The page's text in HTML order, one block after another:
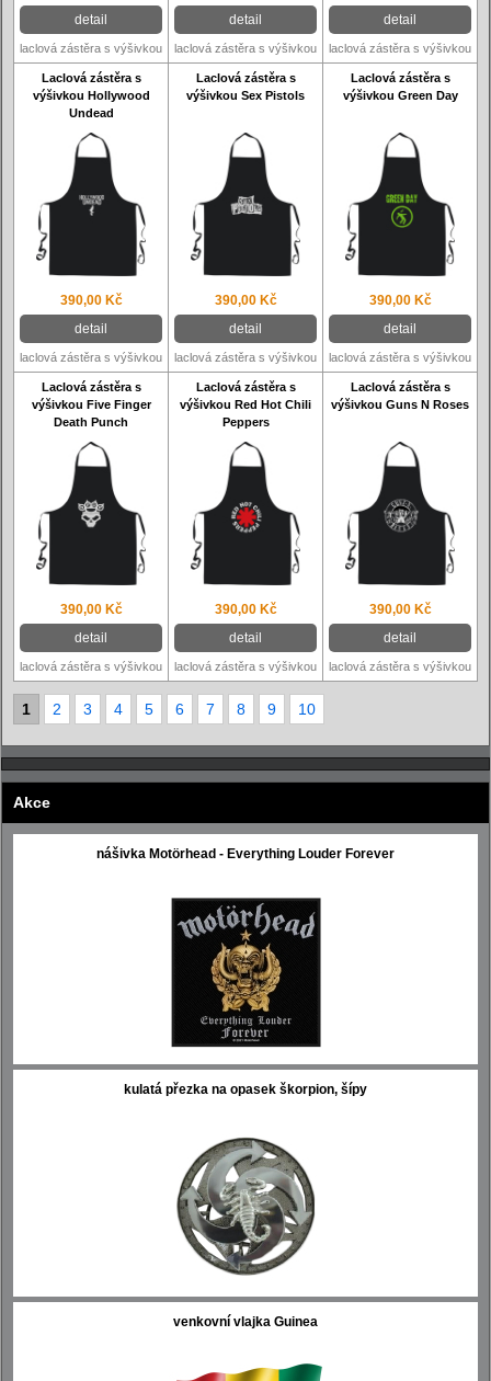
detail
detail
detail
laclová zástěra s výšivkou laclová zástěra s výšivkou laclová zástěra s výšivkou
Laclová zástěra s
výšivkou Hollywood
Undead
Laclová zástěra s
výšivkou Sex Pistols
Laclová zástěra s
výšivkou Green Day
390,00 Kč
detail
390,00 Kč
detail
390,00 Kč
detail
laclová zástěra s výšivkou laclová zástěra s výšivkou laclová zástěra s výšivkou
Laclová zástěra s
výšivkou Five Finger
Death Punch
Laclová zástěra s
výšivkou Red Hot Chili
Peppers
Laclová zástěra s
výšivkou Guns N Roses
390,00 Kč
detail
390,00 Kč
detail
390,00 Kč
detail
laclová zástěra s výšivkou laclová zástěra s výšivkou laclová zástěra s výšivkou
1 2 3 4 5 6 7 8 9 10
Akce
nášivka Motörhead - Everything Louder Forever
kulatá přezka na opasek škorpion, šípy
venkovní vlajka Guinea